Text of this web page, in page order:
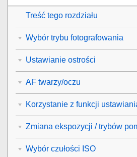
Treść tego rozdziału
Wybór trybu fotografowania
Ustawianie ostrości
AF twarzy/oczu
Korzystanie z funkcji
Zmiana ekspozycji / trybów
Wybór czułości ISO